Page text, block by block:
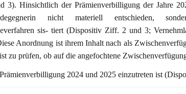
3). Hinsichtlich der Prämienverbilligung der Jahre
nicht materiell entschieden,
sis- tiert (Dispositiv Ziff. 2 und 3;
Anordnung ist ihrem Inhalt nach als
zu prüfen, ob auf die angefochtene
2024 und 2025 einzutreten ist